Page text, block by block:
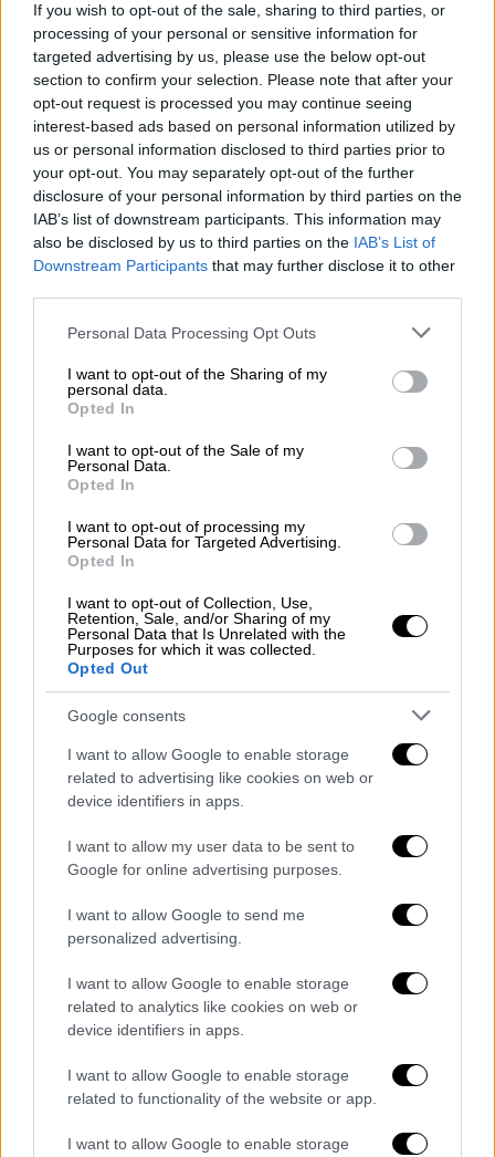
If you wish to opt-out of the sale, sharing to third parties, or
processing of your personal or sensitive information for
targeted advertising by us, please use the below opt-out
section to confirm your selection. Please note that after your
opt-out request is processed you may continue seeing
interest-based ads based on personal information utilized by
us or personal information disclosed to third parties prior to
your opt-out. You may separately opt-out of the further
disclosure of your personal information by third parties on the
IAB’s list of downstream participants. This information may
also be disclosed by us to third parties on the IAB’s List of
Downstream Participants that may further disclose it to other
Please note that this website/app uses one or more Google
not limited to your visit or usage behaviour. You may click to
grant or deny consent to Google and its third-party tags to
use your data for below specified purposes in below Google
consent section.
Personal Data Processing Opt Outs
I want to opt-out of the Sharing of my
personal data.
Opted In
I want to opt-out of the Sale of my
Personal Data.
Opted In
I want to opt-out of processing my
Personal Data for Targeted Advertising.
Opted In
I want to opt-out of Collection, Use,
Retention, Sale, and/or Sharing of my
Personal Data that Is Unrelated with the
Purposes for which it was collected.
Opted Out
Google consents
I want to allow Google to enable storage
related to advertising like cookies on web or
device identifiers in apps.
I want to allow my user data to be sent to
Google for online advertising purposes.
I want to allow Google to send me
personalized advertising.
I want to allow Google to enable storage
related to analytics like cookies on web or
device identifiers in apps.
I want to allow Google to enable storage
related to functionality of the website or app.
I want to allow Google to enable storage
Κόσμος|04.02.2023 00:30
Βρετανία: «Τέλος εποχής» για τα
εξωφρενικά καπέλα και ρούχα στις
ιπποδρομίες - Εγκαταλείπεται το
παραδοσιακό dress code
Ο διοργανωτής ορισμένων από τις
σημαντικότερες της Αγγλίας ανακοίνωσε
σήμερα ότι εγκαταλείπεται το
παραδοσιακό dress code
24.01.2023 20:57
Πρωτοφανές περιστατικό σε
ιππόδρομο: Άλογο τρέχει χωρίς αναβάτη
και τερματίζει πρώτο
Ένα πρωτοφανές περιστατικό συνέβη στον
ιππόδρομο Chukyo Racecourse